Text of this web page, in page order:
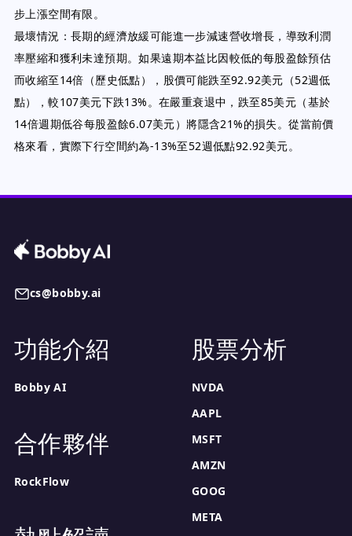
步上漲空間有限。
最壞情況：長期的經濟放緩可能進一步減速營收增長，導致利潤
率壓縮和獲利未達預期。如果遠期本益比因較低的每股盈餘預估
而收縮至14倍（歷史低點），股價可能跌至92.92美元（52週低
點），較107美元下跌13%。在嚴重衰退中，跌至85美元（基於
14倍週期低谷每股盈餘6.07美元）將隱含21%的損失。從當前價
格來看，實際下行空間約為-13%至52週低點92.92美元。
cs@bobby.ai
功能介紹
Bobby AI
合作夥伴
RockFlow
股票分析
NVDA
AAPL
MSFT
AMZN
GOOG
META